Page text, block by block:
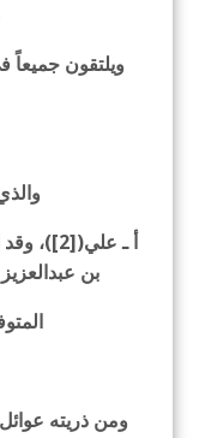
ويلتقون جميعاً
أ ـ
بن
المتوفى
ومن ذريته